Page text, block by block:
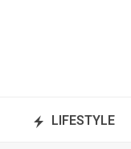
LIFESTYLE